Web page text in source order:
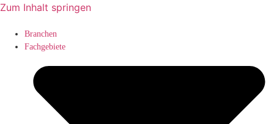
Zum Inhalt springen
Branchen
Fachgebiete